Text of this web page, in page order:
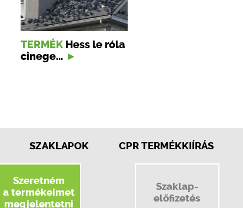
TERMÉK Hess le róla
cinege...
SZAKLAPOK CPR TERMÉKKIÍRÁS
Szeretném
a termékeimet
megjelentetni
Szaklap-
előfizetés